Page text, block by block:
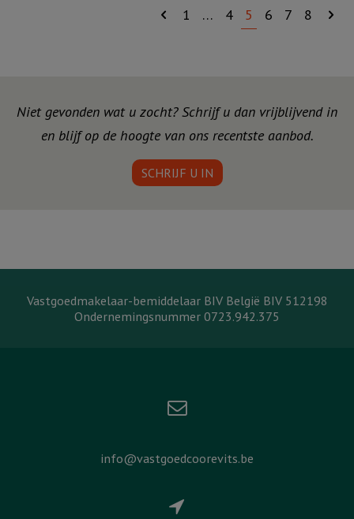
1 … 4 5 6 7 8
Niet gevonden wat u zocht? Schrijf u dan vrijblijvend in
en blijf op de hoogte van ons recentste aanbod.
SCHRIJF U IN
Vastgoedmakelaar-bemiddelaar BIV België BIV 512198
Ondernemingsnummer 0723.942.375
info@vastgoedcoorevits.be